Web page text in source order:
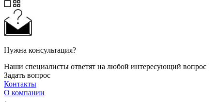
Нужна консультация?
Наши специалисты ответят на любой интересующий вопрос
Задать вопрос
Контакты
О компании